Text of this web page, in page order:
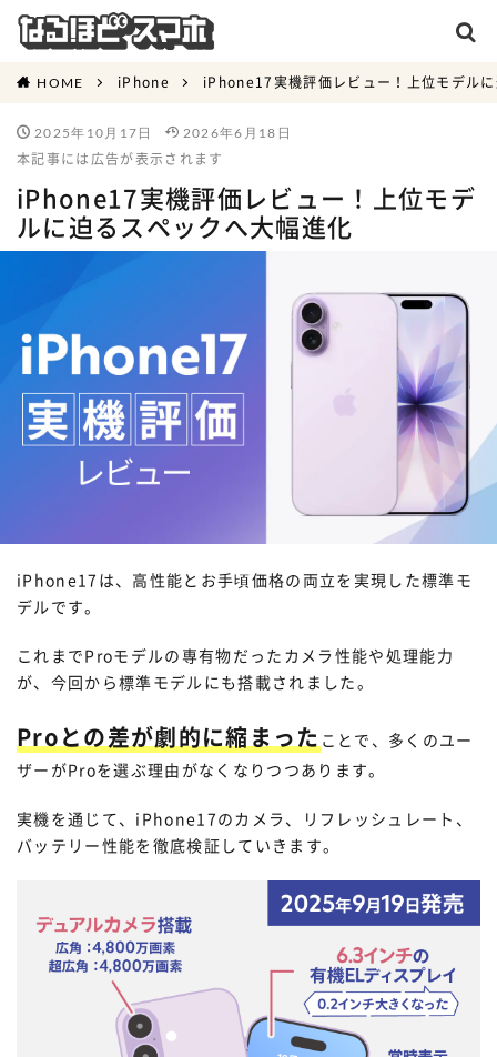
HOME iPhone iPhone17実機評価レビュー！上位モデル
2025年10月17日 2026年6月18日
本記事には広告が表示されます
iPhone17実機評価レビュー！上位モデ
ルに迫るスペックへ大幅進化
iPhone17は、高性能とお手頃価格の両立を実現した標準モ
デルです。
これまでProモデルの専有物だったカメラ性能や処理能力
が、今回から標準モデルにも搭載されました。
Proとの差が劇的に縮まった ことで、多くのユー
ザーがProを選ぶ理由がなくなりつつあります。
実機を通じて、iPhone17のカメラ、リフレッシュレート、
バッテリー性能を徹底検証していきます。